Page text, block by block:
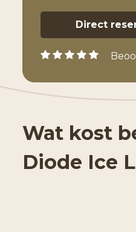
Direct
Wat kost
Diode Ice